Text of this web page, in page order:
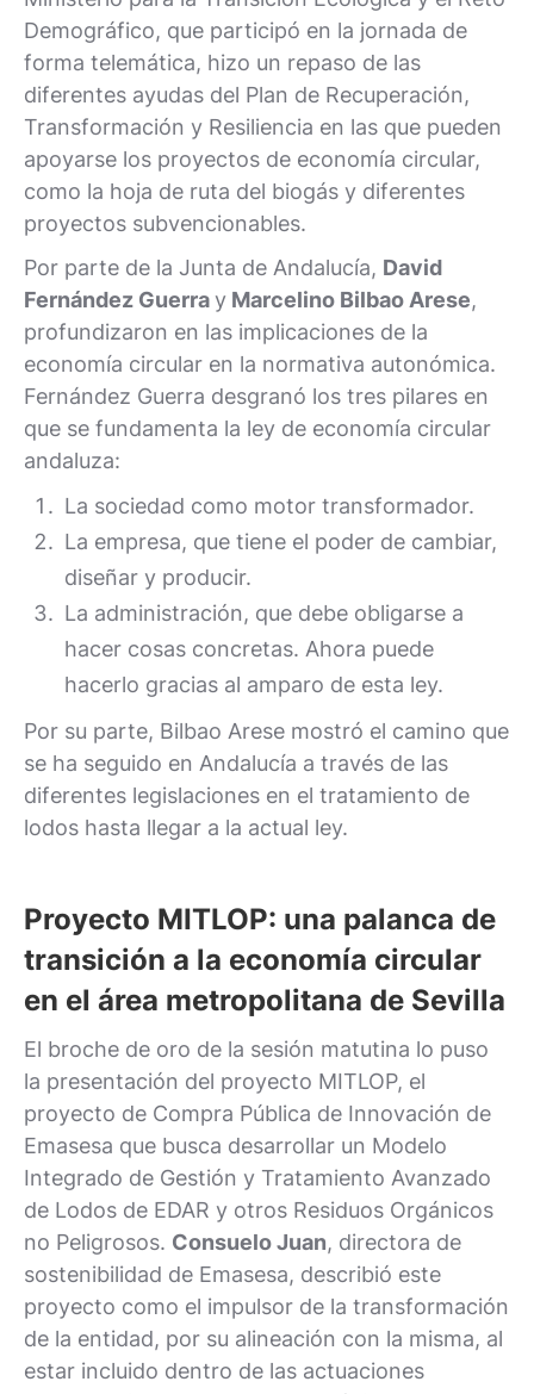
Demográfico, que participó en la jornada de
forma telemática, hizo un repaso de las
diferentes ayudas del Plan de Recuperación,
Transformación y Resiliencia en las que pueden
apoyarse los proyectos de economía circular,
como la hoja de ruta del biogás y diferentes
proyectos subvencionables.
Por parte de la Junta de Andalucía, David
Fernández Guerray Marcelino Bilbao Arese,
profundizaron en las implicaciones de la
economía circular en la normativa autonómica.
Fernández Guerra desgranó los tres pilares en
que se fundamenta la ley de economía circular
andaluza:
La sociedad como motor transformador.
La empresa, que tiene el poder de cambiar,
diseñar y producir.
La administración, que debe obligarse a
hacer cosas concretas. Ahora puede
hacerlo gracias al amparo de esta ley.
Por su parte, Bilbao Arese mostró el camino que
se ha seguido en Andalucía a través de las
diferentes legislaciones en el tratamiento de
lodos hasta llegar a la actual ley.
Proyecto MITLOP: una palanca de
transición a la economía circular
en el área metropolitana de Sevilla
El broche de oro de la sesión matutina lo puso
la presentación del proyecto MITLOP, el
proyecto de Compra Pública de Innovación de
Emasesa que busca desarrollar un Modelo
Integrado de Gestión y Tratamiento Avanzado
de Lodos de EDAR y otros Residuos Orgánicos
no Peligrosos. Consuelo Juan, directora de
sostenibilidad de Emasesa, describió este
proyecto como el impulsor de la transformación
de la entidad, por su alineación con la misma, al
estar incluido dentro de las actuaciones